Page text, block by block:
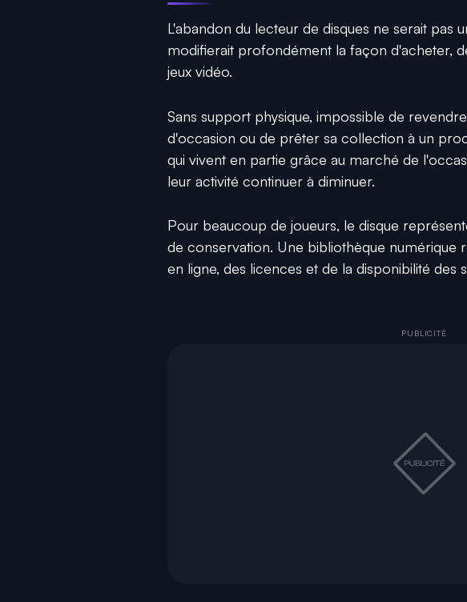
L'abandon du lecteur de disques ne serait pas
modifierait profondément la façon d'acheter,
jeux vidéo.
Sans support physique, impossible de
d'occasion ou de prêter sa collection à un
qui vivent en partie grâce au marché de
leur activité continuer à diminuer.
Pour beaucoup de joueurs, le disque
de conservation. Une bibliothèque numérique
en ligne, des licences et de la disponibilité des